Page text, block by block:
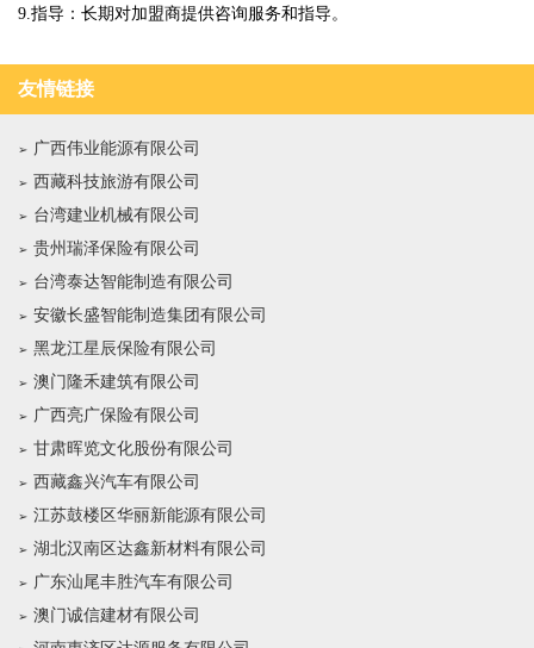
9.指导：长期对加盟商提供咨询服务和指导。
友情链接
广西伟业能源有限公司
西藏科技旅游有限公司
台湾建业机械有限公司
贵州瑞泽保险有限公司
台湾泰达智能制造有限公司
安徽长盛智能制造集团有限公司
黑龙江星辰保险有限公司
澳门隆禾建筑有限公司
广西亮广保险有限公司
甘肃晖览文化股份有限公司
西藏鑫兴汽车有限公司
江苏鼓楼区华丽新能源有限公司
湖北汉南区达鑫新材料有限公司
广东汕尾丰胜汽车有限公司
澳门诚信建材有限公司